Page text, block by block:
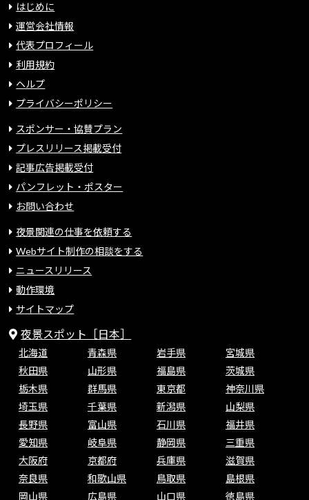
はじめに
運営会社情報
代表プロフィール
利用規約
ヘルプ
プライバシーポリシー
スポンサー・協賛プラン
プレスリリース掲載受付
記事広告掲載受付
パンフレット・ポスター
お問い合わせ
夜景関連の仕事を依頼する
Webサイト制作の相談をする
ニュースリリース
動作環境
サイトマップ
夜景スポット［日本］
北海道 青森県 岩手県
宮城県
秋田県
山形県 福島県
茨城県
栃木県
群馬県 東京都
神奈川県
埼玉県
千葉県 新潟県
山梨県
長野県
富山県 石川県
福井県
愛知県
岐阜県 静岡県
三重県
大阪府
京都府 兵庫県
滋賀県
奈良県
和歌山県 鳥取県
島根県
岡山県
広島県 山口県
徳島県